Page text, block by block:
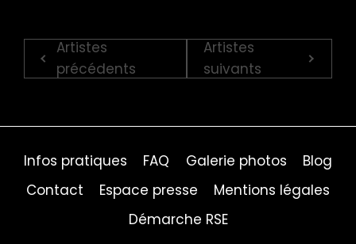
Artistes
précédents
Artistes
suivants
Infos pratiques FAQ Galerie photos
Blog
Contact
Espace presse
Mentions légales
Démarche RSE